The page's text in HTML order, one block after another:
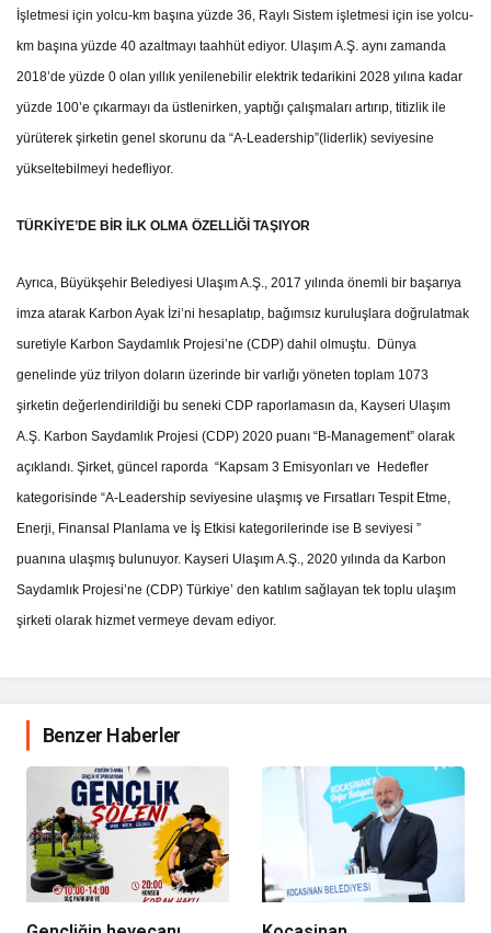
İşletmesi için yolcu-km başına yüzde 36, Raylı Sistem işletmesi için ise yolcu-
km başına yüzde 40 azaltmayı taahhüt ediyor. Ulaşım A.Ş. aynı zamanda
2018’de yüzde 0 olan yıllık yenilenebilir elektrik tedarikini 2028 yılına kadar
yüzde 100’e çıkarmayı da üstlenirken, yaptığı çalışmaları artırıp, titizlik ile
yürüterek şirketin genel skorunu da “A-Leadership”(liderlik) seviyesine
yükseltebilmeyi hedefliyor.
TÜRKİYE’DE BİR İLK OLMA ÖZELLİĞİ TAŞIYOR
Ayrıca, Büyükşehir Belediyesi Ulaşım A.Ş., 2017 yılında önemli bir başarıya
imza atarak Karbon Ayak İzi’ni hesaplatıp, bağımsız kuruluşlara doğrulatmak
suretiyle Karbon Saydamlık Projesi’ne (CDP) dahil olmuştu. Dünya
genelinde yüz trilyon doların üzerinde bir varlığı yöneten toplam 1073
şirketin değerlendirildiği bu seneki CDP raporlamasın da, Kayseri Ulaşım
A.Ş. Karbon Saydamlık Projesi (CDP) 2020 puanı “B-Management” olarak
açıklandı. Şirket, güncel raporda “Kapsam 3 Emisyonları ve Hedefler
kategorisinde “A-Leadership seviyesine ulaşmış ve Fırsatları Tespit Etme,
Enerji, Finansal Planlama ve İş Etkisi kategorilerinde ise B seviyesi ”
puanına ulaşmış bulunuyor. Kayseri Ulaşım A.Ş., 2020 yılında da Karbon
Saydamlık Projesi’ne (CDP) Türkiye’ den katılım sağlayan tek toplu ulaşım
şirketi olarak hizmet vermeye devam ediyor.
Benzer Haberler